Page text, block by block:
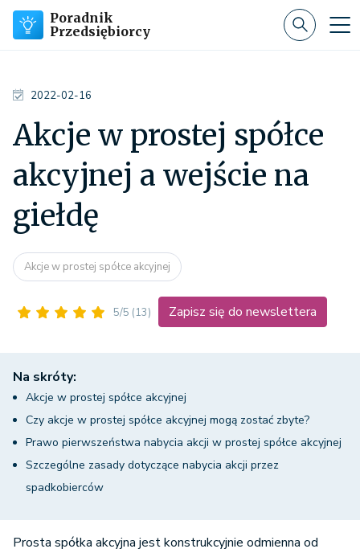
Poradnik
Przedsiębiorcy
2022-02-16
Akcje w prostej spółce
akcyjnej a wejście na
giełdę
Akcje w prostej spółce akcyjnej
5/5 (13) Zapisz się do newslettera
Na skróty:
Akcje w prostej spółce akcyjnej
Czy akcje w prostej spółce akcyjnej mogą zostać zbyte?
Prawo pierwszeństwa nabycia akcji w prostej spółce akcyjnej
Szczególne zasady dotyczące nabycia akcji przez
spadkobierców
Prosta spółka akcyjna jest konstrukcyjnie odmienna od